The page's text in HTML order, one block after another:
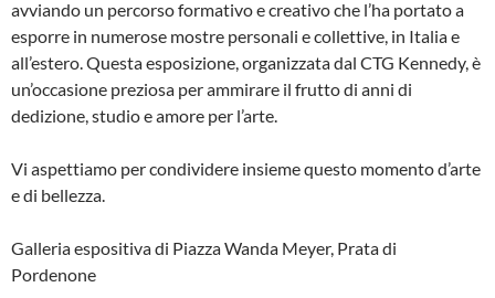
avviando un percorso formativo e creativo che l’ha portato a
esporre in numerose mostre personali e collettive, in Italia e
all’estero. Questa esposizione, organizzata dal CTG Kennedy, è
un’occasione preziosa per ammirare il frutto di anni di
dedizione, studio e amore per l’arte.
Vi aspettiamo per condividere insieme questo momento d’arte
e di bellezza.
Galleria espositiva di Piazza Wanda Meyer, Prata di
Pordenone